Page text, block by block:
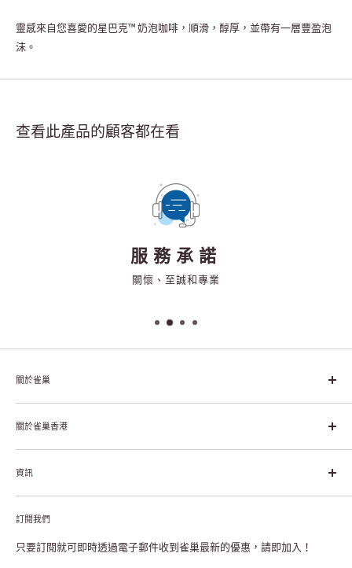
靈感來自您喜愛的星巴克™ 奶泡咖啡，順滑，醇厚，並帶有一層豐盈泡
沫。
查看此產品的顧客都在看
服務承諾
關懷、至誠和專業
關於雀巢
雀巢集團起源於1866年的瑞士，目前是全球領先的「營養、健康、
幸福生活」企業。雀巢的目標是「我們充分發掘食品的力量，提升
關於雀巢香港
關於雀巢香港
雀巢香港創造共享價值
聯絡我們
私隱聲明
註冊NESCAFÉ® Dolce Gusto®咖啡機
資訊
付款及送貨
退貨或更換
常見問題
訂閱我們
只要訂閱就可即時透過電子郵件收到雀巢最新的優惠，請即加入！